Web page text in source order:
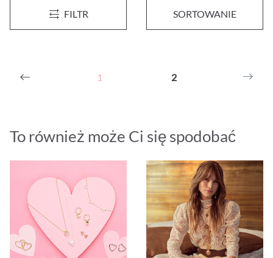
FILTR SORTOWANIE
1 2
To również może Ci się spodobać